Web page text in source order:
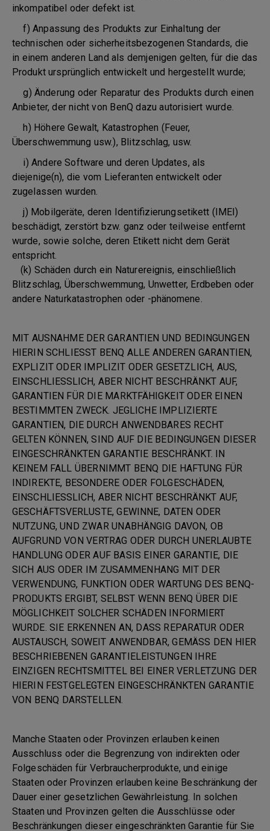
inkompatibel oder defekt ist.
f) Anpassung des Produkts zur Einhaltung der
technischen oder sicherheitsbezogenen Standards, die
in einem anderen Land als demjenigen gelten, für die das
Produkt ursprünglich entwickelt und hergestellt wurde;
g) Änderung oder Reparatur des Produkts durch einen
Anbieter, der nicht von BenQ dazu autorisiert wurde.
h) Höhere Gewalt, Katastrophen (Feuer,
Überschwemmung usw.), Blitzschlag, usw.
i) Andere Software und deren Updates, als
diejenige(n), die vom Lieferanten entwickelt oder
zugelassen wurden.
j) Mobilgeräte, deren Identifizierungsetikett (IMEI)
beschädigt, zerstört bzw. ganz oder teilweise entfernt
wurde, sowie solche, deren Etikett nicht dem Gerät
entspricht.
(k) Schäden durch ein Naturereignis, einschließlich
Blitzschlag, Überschwemmung, Unwetter, Erdbeben oder
andere Naturkatastrophen oder -phänomene.
MIT AUSNAHME DER GARANTIEN UND BEDINGUNGEN
HIERIN SCHLIESST BENQ ALLE ANDEREN GARANTIEN,
EXPLIZIT ODER IMPLIZIT ODER GESETZLICH, AUS,
EINSCHLIESSLICH, ABER NICHT BESCHRÄNKT AUF,
GARANTIEN FÜR DIE MARKTFÄHIGKEIT ODER EINEN
BESTIMMTEN ZWECK. JEGLICHE IMPLIZIERTE
GARANTIEN, DIE DURCH ANWENDBARES RECHT
GELTEN KÖNNEN, SIND AUF DIE BEDINGUNGEN DIESER
EINGESCHRÄNKTEN GARANTIE BESCHRÄNKT. IN
KEINEM FALL ÜBERNIMMT BENQ DIE HAFTUNG FÜR
INDIREKTE, BESONDERE ODER FOLGESCHÄDEN,
EINSCHLIESSLICH, ABER NICHT BESCHRÄNKT AUF,
GESCHÄFTSVERLUSTE, GEWINNE, DATEN ODER
NUTZUNG, UND ZWAR UNABHÄNGIG DAVON, OB
AUFGRUND VON VERTRAG ODER DURCH UNERLAUBTE
HANDLUNG ODER AUF BASIS EINER GARANTIE, DIE
SICH AUS ODER IM ZUSAMMENHANG MIT DER
VERWENDUNG, FUNKTION ODER WARTUNG DES BENQ-
PRODUKTS ERGIBT, SELBST WENN BENQ ÜBER DIE
MÖGLICHKEIT SOLCHER SCHÄDEN INFORMIERT
WURDE. SIE ERKENNEN AN, DASS REPARATUR ODER
AUSTAUSCH, SOWEIT ANWENDBAR, GEMÄSS DEN HIER
BESCHRIEBENEN GARANTIELEISTUNGEN IHRE
EINZIGEN RECHTSMITTEL BEI EINER VERLETZUNG DER
HIERIN FESTGELEGTEN EINGESCHRÄNKTEN GARANTIE
VON BENQ DARSTELLEN.
Manche Staaten oder Provinzen erlauben keinen
Ausschluss oder die Begrenzung von indirekten oder
Folgeschäden für Verbraucherprodukte, und einige
Staaten oder Provinzen erlauben keine Beschränkung der
Dauer einer gesetzlichen Gewährleistung. In solchen
Staaten und Provinzen gelten die Ausschlüsse oder
Beschränkungen dieser eingeschränkten Garantie für Sie